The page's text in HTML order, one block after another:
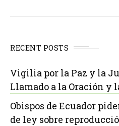
RECENT POSTS
Vigilia por la Paz y la
Llamado a la Oración y
Obispos de Ecuador
de ley sobre